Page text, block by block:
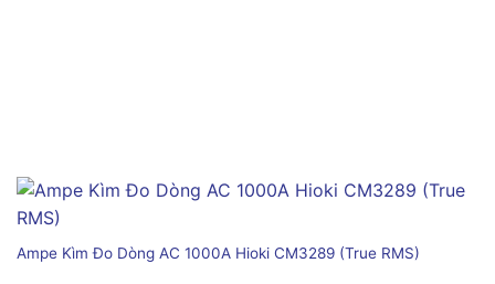
Ampe Kìm Đo Dòng AC 1000A Hioki CM3289 (True RMS)